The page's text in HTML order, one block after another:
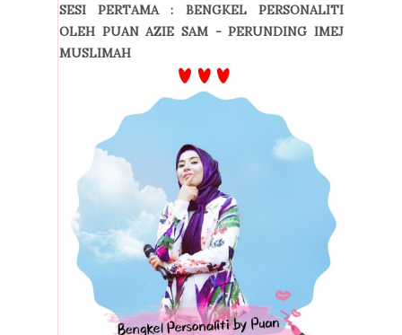
SESI PERTAMA : BENGKEL PERSONALITI
OLEH PUAN AZIE SAM - PERUNDING IMEJ
MUSLIMAH